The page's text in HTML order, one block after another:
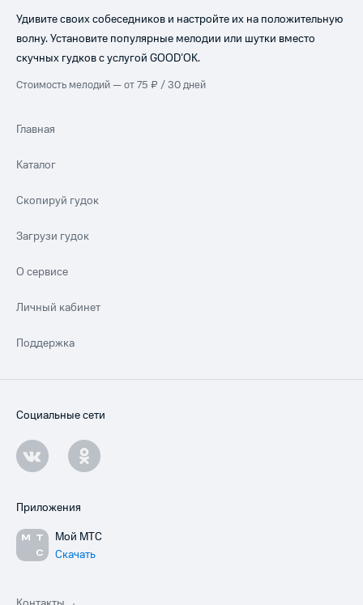
Удивите своих собеседников и настройте их на положительную
волну. Установите популярные мелодии или шутки вместо
скучных гудков с услугой GOOD’OK.
Стоимость мелодий — от 75 ₽ / 30 дней
Главная
Каталог
Скопируй гудок
Загрузи гудок
О сервисе
Личный кабинет
Поддержка
Социальные сети
Приложения
Мой МТС
Скачать